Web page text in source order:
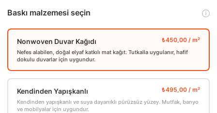
Baskı malzemesi seçin
Nonwoven Duvar Kağıdı
Nefes alabilen, doğal elyaf katkılı mat kağıt. Tutkalla uygulanır, hafif
dokulu duvarlar için uygundur.
Kendinden Yapışkanlı
Kendinden yapışkanlı ve suya dayanıklı pürüzsüz yüzey. Mutfak, banyo
ve mobilyalar için uygundur.